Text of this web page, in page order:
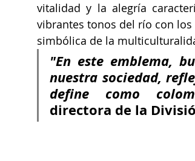
vitalidad y la alegría
vibrantes tonos del río con
simbólica de la
"En este emblema,
nuestra sociedad,
define como
directora de la